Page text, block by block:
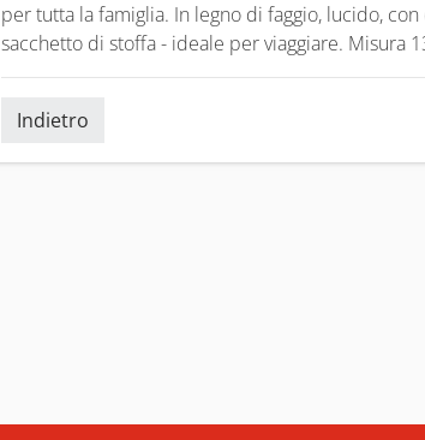
per tutta la famiglia. In legno di faggio, lucido,
sacchetto di stoffa - ideale per viaggiare. Misura
Indietro